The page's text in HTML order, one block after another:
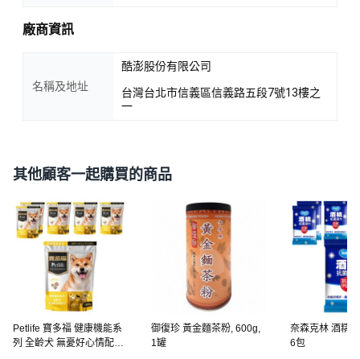
廠商資訊
名稱及地址
酷澎股份有限公司
台灣台北市信義區信義路五段7號13樓之
一
其他顧客一起購買的商品
Petlife 寶多福 健康機能系
列 全齡犬 無憂好心情配方,
御復珍 黃金麵茶粉, 600g,
1罐
奈森克林 酒精
6包